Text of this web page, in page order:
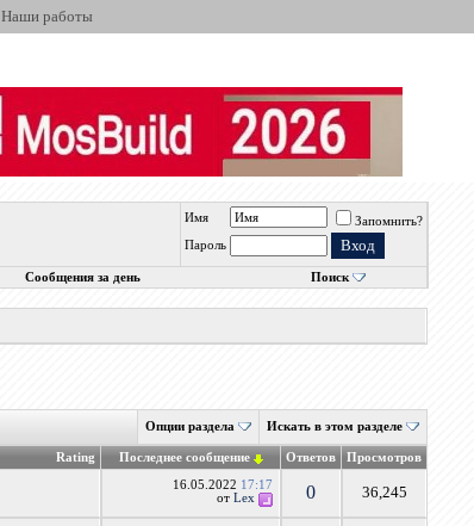
Наши работы
Имя
Запомнить?
Пароль
Сообщения за день Поиск
Опции раздела Искать в этом разделе
Rating Последнее сообщение Ответов Просмотров
16.05.2022 17:17
отLex 0 36,245